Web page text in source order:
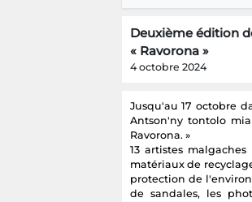
Deuxième édition
« Ravorona »
4 octobre 2024
Jusqu'au 17 octobre
Antson'ny tontolo
Ravorona. »
13 artistes
matériaux de
protection de
de sandales, les